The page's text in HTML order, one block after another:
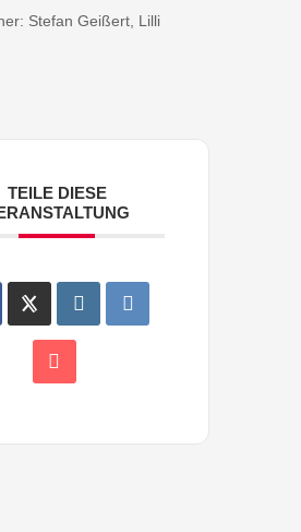
Stefan Geißert, Lilli
TEILE DIESE